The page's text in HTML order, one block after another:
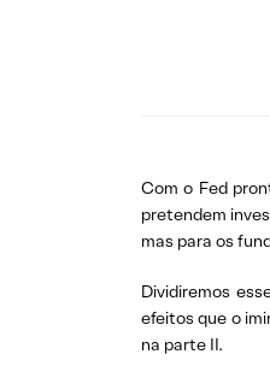
Com o Fed
pretendem
mas para os
Dividiremos
efeitos que o
na parte II.